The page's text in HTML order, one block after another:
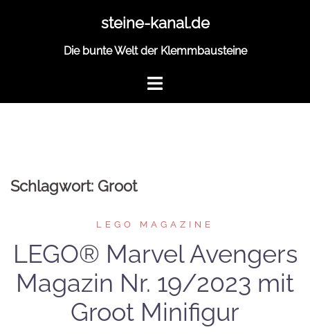
steine-kanal.de
Die bunte Welt der Klemmbausteine
Schlagwort: Groot
LEGO MAGAZINE
LEGO® Marvel Avengers
Magazin Nr. 19/2023 mit
Groot Minifigur